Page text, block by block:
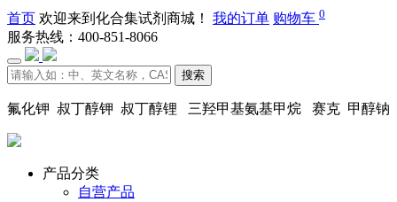
首页 欢迎来到化合集试剂商城！ 我的订单 购物车 0
服务热线：400-851-8066
搜索
氟化钾 叔丁醇钾 叔丁醇锂 三羟甲基氨基甲烷 赛克 甲醇钠
产品分类
自营产品